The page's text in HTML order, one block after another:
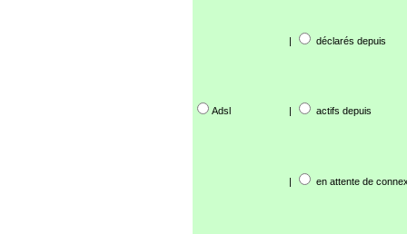
| déclarés depuis
Adsl | actifs depuis
| en attente de